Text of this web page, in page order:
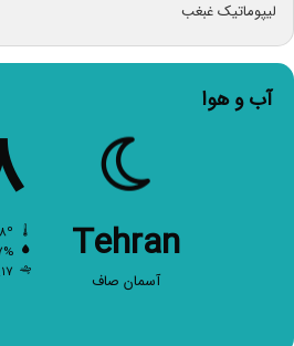
آب و هوا
Tehran
آسمان صاف
۶.۱۷